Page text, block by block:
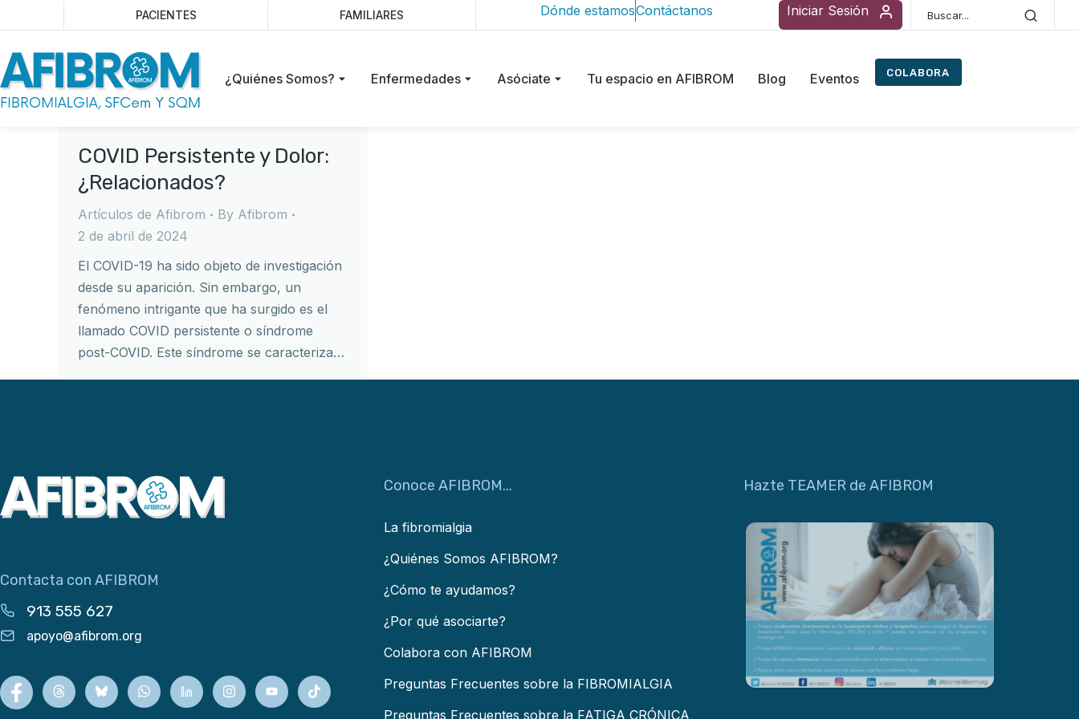
PACIENTES FAMILIARES Dónde estamosContáctanos Iniciar Sesión
¿Quiénes Somos? Enfermedades Asóciate Tu espacio en AFIBROM Blog Eventos COLABORA
COVID Persistente y Dolor:
¿Relacionados?
Artículos de Afibrom By Afibrom
2 de abril de 2024
El COVID-19 ha sido objeto de investigación
desde su aparición. Sin embargo, un
fenómeno intrigante que ha surgido es el
llamado COVID persistente o síndrome
post-COVID. Este síndrome se caracteriza…
Contacta con AFIBROM
913 555 627
apoyo@afibrom.org
Conoce AFIBROM...
La fibromialgia
¿Quiénes Somos AFIBROM?
¿Cómo te ayudamos?
¿Por qué asociarte?
Colabora con AFIBROM
Preguntas Frecuentes sobre la FIBROMIALGIA
Preguntas Frecuentes sobre la FATIGA CRÓNICA
Hazte TEAMER de AFIBROM